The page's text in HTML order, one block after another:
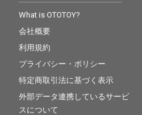
What is OTOTOY?
会社概要
利用規約
プライバシー・ポリシー
特定商取引法に基づく表示
外部データ連携しているサービ
スについて